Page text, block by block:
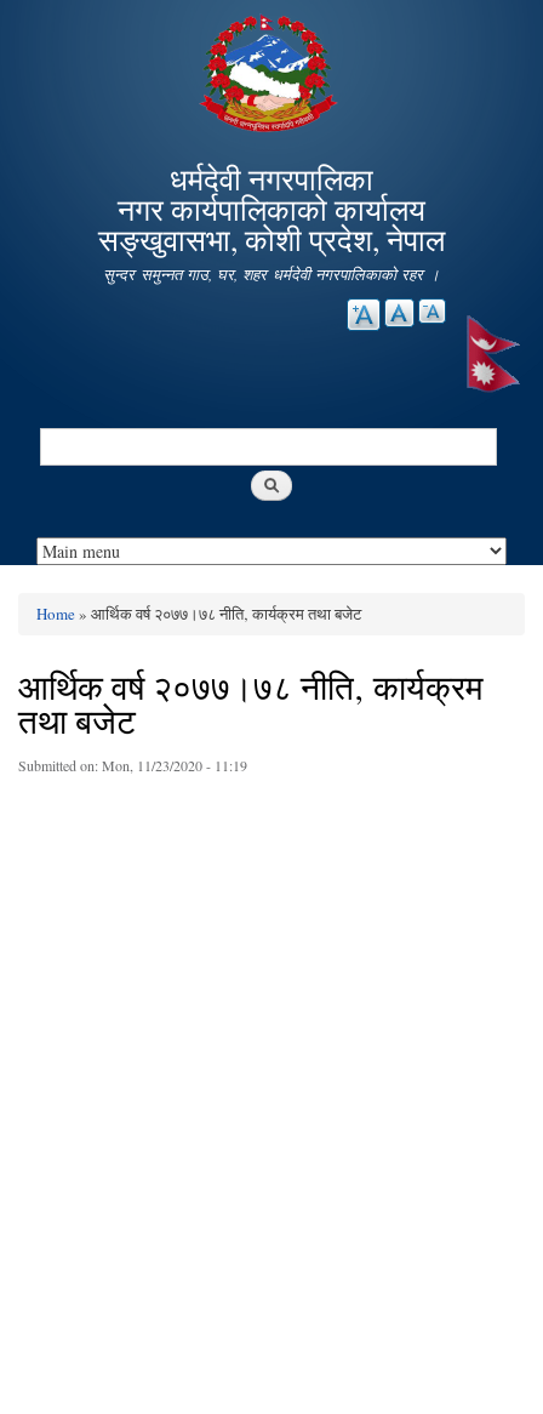
main
content
धर्मदेवी नगरपालिका
नगर कार्यपालिकाको कार्यालय
सङ्खुवासभा, कोशी प्रदेश, नेपाल
सुन्दर समुन्नत गाउ, घर, शहर धर्मदेवी नगरपालिकाको रहर ।
Search
Home» आर्थिक वर्ष २०७७।७८ नीति‚ कार्यक्रम तथा बजेट
आर्थिक वर्ष २०७७।७८ नीति‚ कार्यक्रम
तथा बजेट
Submitted on:Mon, 11/23/2020 - 11:19